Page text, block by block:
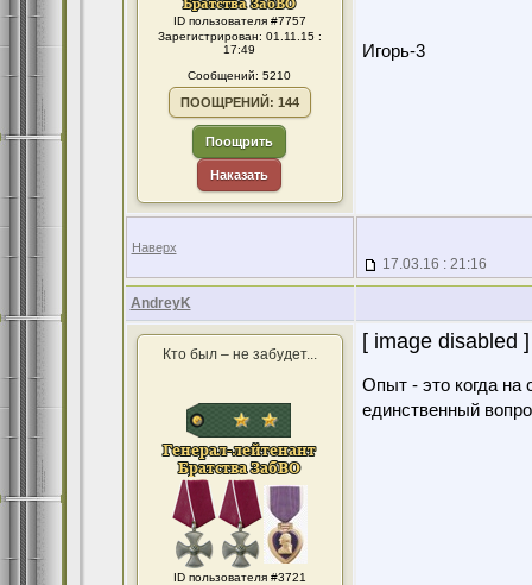
ID пользователя #7757
Зарегистрирован: 01.11.15 :
17:49
Сообщений: 5210
ПООЩРЕНИЙ: 144
Поощрить
Наказать
Игорь-3
Наверх
17.03.16 : 21:16
AndreyK
Кто был – не забудет...
ID пользователя #3721
[ image disabled ]
Опыт - это когда на
единственный